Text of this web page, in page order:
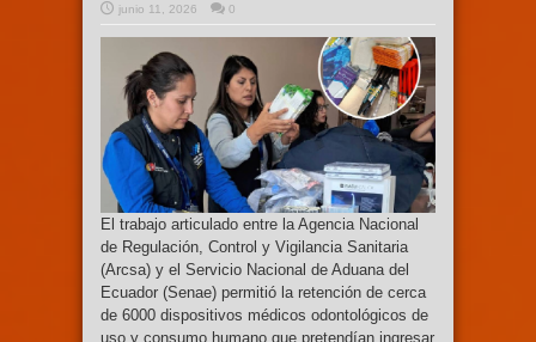
junio 11, 2026
0
El trabajo articulado entre la Agencia Nacional
de Regulación, Control y Vigilancia Sanitaria
(Arcsa) y el Servicio Nacional de Aduana del
Ecuador (Senae) permitió la retención de cerca
de 6000 dispositivos médicos odontológicos de
uso y consumo humano que pretendían ingresar